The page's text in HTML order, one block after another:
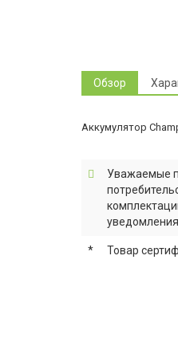
Обзор
Аккумулятор
Уважаемые
* Товар